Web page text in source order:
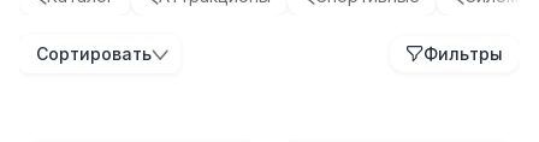
Сортировать Фильтры
на кассу с
День семьи в
Организация
Организация